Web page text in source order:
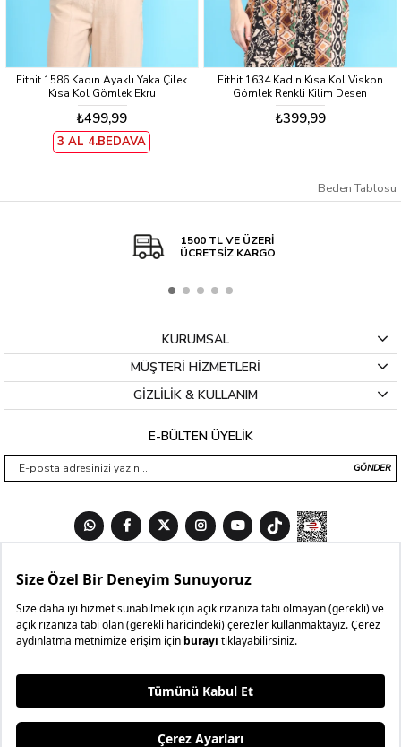
Fithit 1586 Kadın Ayaklı Yaka Çilek
Kısa Kol Gömlek Ekru
₺499,99
3 AL 4.BEDAVA
Fithit 1634 Kadın Kısa Kol Viskon
Gömlek Renkli Kilim Desen
₺399,99
Beden Tablosu
1500 TL VE ÜZERİ
ÜCRETSİZ KARGO
KURUMSAL
MÜŞTERİ HİZMETLERİ
GİZLİLİK & KULLANIM
E-BÜLTEN ÜYELİK
GÖNDER